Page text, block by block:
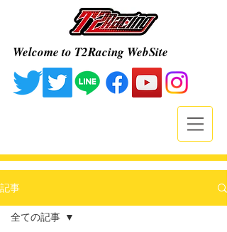
Welcome to T2Racing WebSite
記事
全ての記事